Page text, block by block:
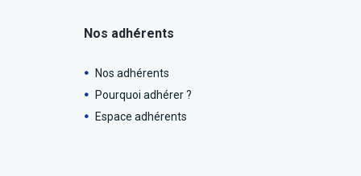
Nos adhérents
Nos adhérents
Pourquoi adhérer ?
Espace adhérents